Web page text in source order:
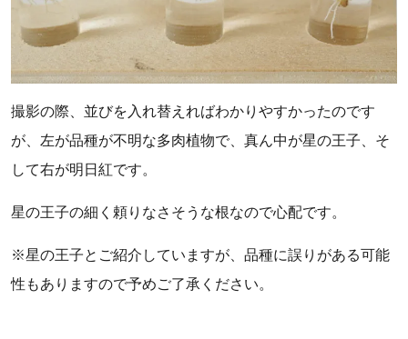
撮影の際、並びを入れ替えればわかりやすかったのです
が、左が品種が不明な多肉植物で、真ん中が星の王子、そ
して右が明日紅です。
星の王子の細く頼りなさそうな根なので心配です。
※星の王子とご紹介していますが、品種に誤りがある可能
性もありますので予めご了承ください。